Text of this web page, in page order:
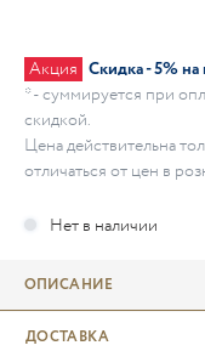
Акция Скидка - 5%
* - суммируется при
скидкой.
Цена действительна
отличаться от цен в
ОПИСАНИЕ
ДОСТАВКА